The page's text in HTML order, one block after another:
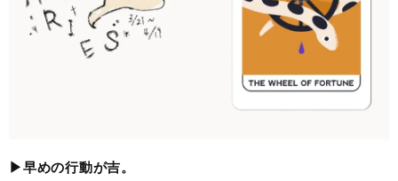
▶︎早めの行動が吉。